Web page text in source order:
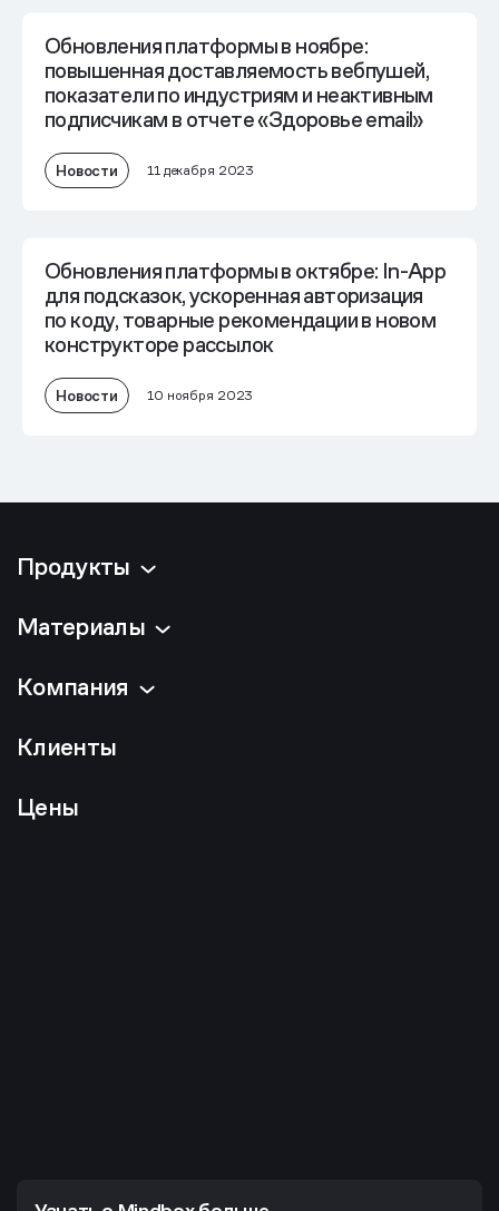
Обновления платформы в ноябре:
повышенная доставляемость вебпушей,
показатели по индустриям и неактивным
подписчикам в отчете «Здоровье email»
Новости 11 декабря 2023
Обновления платформы в октябре: In-App
для подсказок, ускоренная авторизация
по коду, товарные рекомендации в новом
конструкторе рассылок
Новости 10 ноября 2023
Продукты
Материалы
Компания
Клиенты
Цены